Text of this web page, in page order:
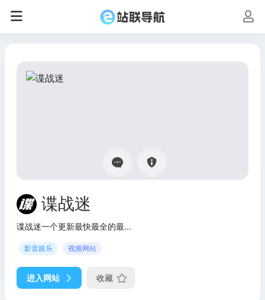
谍战迷
谍战迷一个更新最快最全的最...
影音娱乐 视频网站
进入网站 收藏